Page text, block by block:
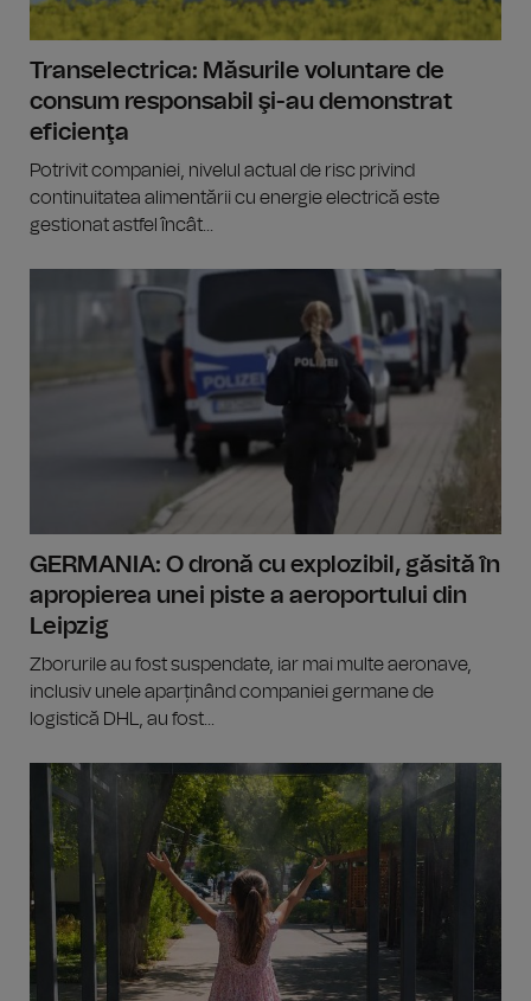
Transelectrica: Măsurile voluntare de
consum responsabil şi-au demonstrat
eficienţa
Potrivit companiei, nivelul actual de risc privind
continuitatea alimentării cu energie electrică este
gestionat astfel încât...
GERMANIA: O dronă cu explozibil, găsită în
apropierea unei piste a aeroportului din
Leipzig
Zborurile au fost suspendate, iar mai multe aeronave,
inclusiv unele aparținând companiei germane de
logistică DHL, au fost...